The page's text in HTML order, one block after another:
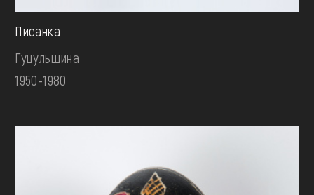
Писанка
Гуцульщина
1950-1980